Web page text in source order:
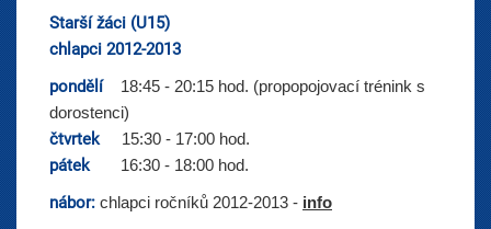
Starší žáci (U15)
chlapci 2012-2013
pondělí18:45 - 20:15 hod. (propopojovací trénink s
dorostenci)
čtvrtek 15:30 - 17:00 hod.
pátek 16:30 - 18:00 hod.
nábor: chlapci ročníků 2012-2013 - info